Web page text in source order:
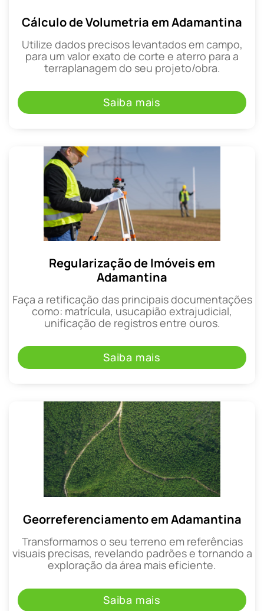
Cálculo de Volumetria em Adamantina
Utilize dados precisos levantados em campo,
para um valor exato de corte e aterro para a
terraplanagem do seu projeto/obra.
Saiba mais
Regularização de Imóveis em
Adamantina
Faça a retificação das principais documentações
como: matrícula, usucapião extrajudicial,
unificação de registros entre ouros.
Saiba mais
Georreferenciamento em Adamantina
Transformamos o seu terreno em referências
visuais precisas, revelando padrões e tornando a
exploração da área mais eficiente.
Saiba mais